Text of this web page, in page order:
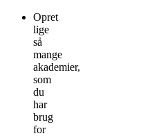
Opret
lige
så
mange
akademier,
som
du
har
brug
for